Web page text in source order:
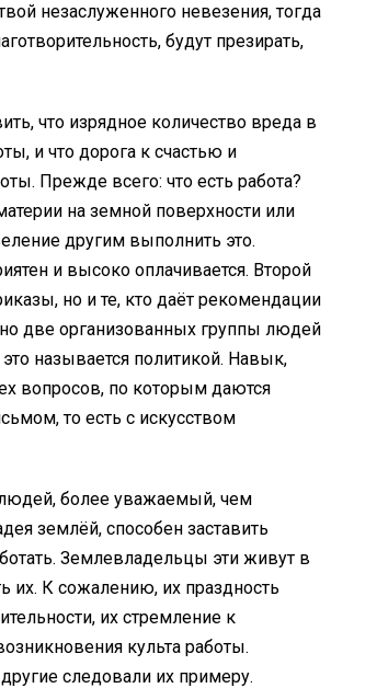
незаслуженного невезения, тогда
будут презирать,
что изрядное количество вреда в
и что дорога к счастью и
Прежде всего: что есть работа?
на земной поверхности или
другим выполнить это.
и высоко оплачивается. Второй
но и те, кто даёт рекомендации
две организованных группы людей
называется политикой. Навык,
вопросов, по которым даются
то есть с искусством
людей, более уважаемый, чем
землёй, способен заставить
Землевладельцы эти живут в
их. К сожалению, их праздность
их стремление к
культа работы.
следовали их примеру.